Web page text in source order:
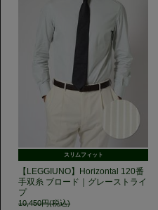
スリムフィット
【LEGGIUNO】Horizontal 120番
手双糸 ブロード｜グレーストライ
プ
10,450円(税込)